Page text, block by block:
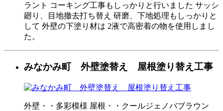
ラント コーキング工事もしっかりと行いました サッシ
廻り、目地撤去打ち替え 研磨、下地処理もしっかりと
して 外壁の下塗り材は 2液で高密着の物を使用しまし
た。
みなかみ町 外壁塗替え 屋根塗り替え工事
外壁・・多彩模様 屋根・・クールジェノバブラウン